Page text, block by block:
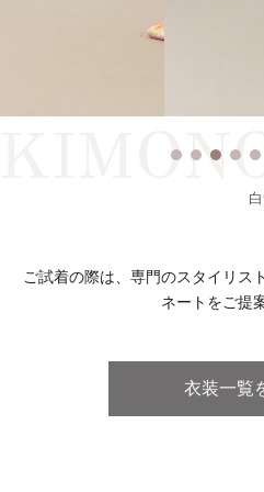
ご試着の際は、専門のスタイリス
ネートをご提
衣装一覧